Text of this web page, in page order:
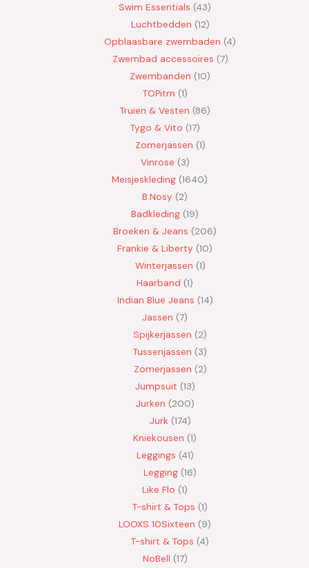
Swim Essentials 43
Luchtbedden 12
Opblaasbare zwembaden 4
Zwembad accessoires 7
Zwembanden 10
TOPitm 1
Truien & Vesten 86
Tygo & Vito 17
Zomerjassen 1
Vinrose 3
Meisjeskleding 1640
B.Nosy
2
Badkleding 19
Broeken & Jeans
206
Frankie & Liberty 10
Winterjassen 1
Haarband 1
Indian Blue Jeans 14
Jassen 7
Spijkerjassen
2
Tussenjassen
3
Zomerjassen 2
Jumpsuit 13
Jurken 200
Jurk 174
Kniekousen 1
Leggings 41
Legging 16
Like Flo 1
T-shirt & Tops 1
LOOXS 10Sixteen
9
T-shirt & Tops 4
NoBell 17